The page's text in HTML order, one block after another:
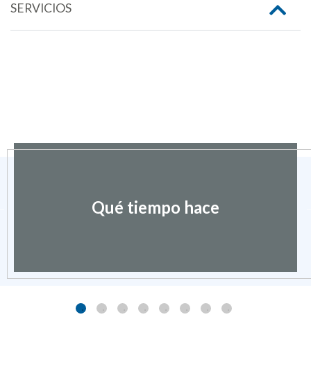
SERVICIOS
Qué tiempo hace